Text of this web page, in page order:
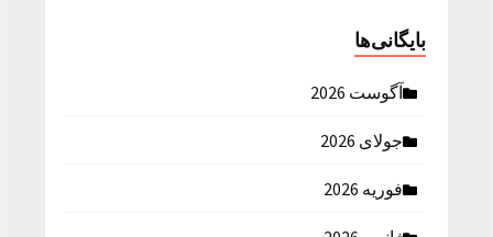
بایگانی‌ها
آگوست 2026
جولای 2026
فوریه 2026